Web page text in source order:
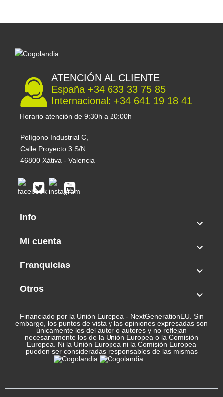
ATENCIÓN AL CLIENTE
España +34 633 33 75 85
Internacional: +34 641 19 18 41
Horario atención de 9:30h a 20:00h
Polígono Industrial C,
Calle Proyecto 3 S/N
46800 Xàtiva - Valencia
Info

Mi cuenta

Franquicias

Otros

Financiado por la Unión Europea - NextGenerationEU. Sin
embargo, los puntos de vista y las opiniones expresadas son
únicamente los del autor o autores y no reflejan
necesariamente los de la Unión Europea o la Comisión
Europea. Ni la Unión Europea ni la Comisión Europea
pueden ser consideradas responsables de las mismas